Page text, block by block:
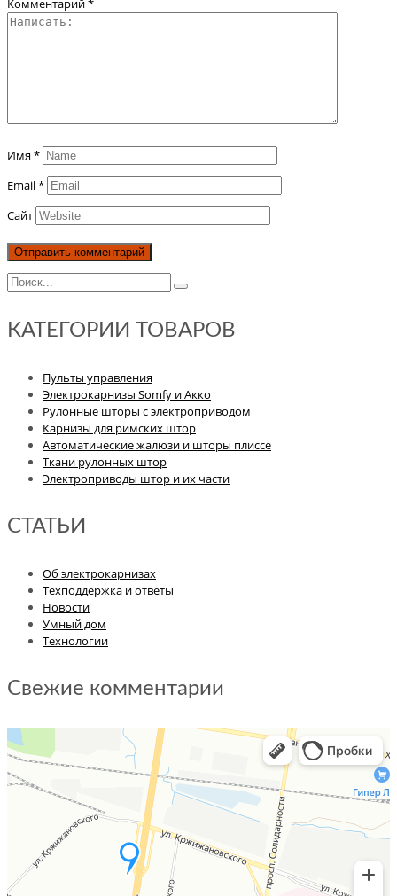
Имя*
Email*
Сайт
КАТЕГОРИИ ТОВАРОВ
Пульты управления
Электрокарнизы Somfy и Акко
Рулонные шторы с электроприводом
Карнизы для римских штор
Автоматические жалюзи и шторы плиссе
Ткани рулонных штор
Электроприводы штор и их части
СТАТЬИ
Об электрокарнизах
Техподдержка и ответы
Новости
Умный дом
Технологии
Свежие комментарии